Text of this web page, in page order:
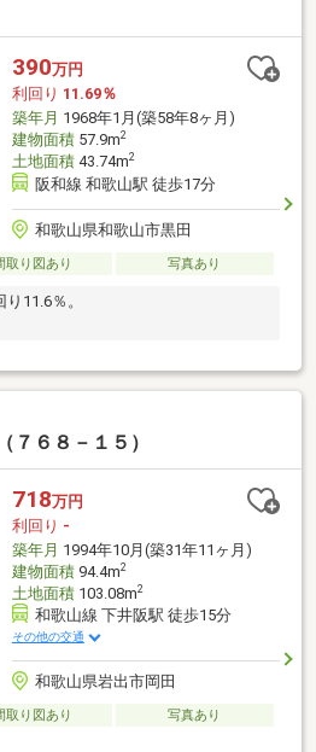
390万円
利回り 11.69％
築年月 1968年1月(築58年8ヶ月)
建物面積57.9m2
土地面積43.74m2
阪和線 和歌山駅 徒歩17分
和歌山県和歌山市黒田
取り図あり 写真あり
11.6％。
７６８－１５）
718万円
利回り -
築年月 1994年10月(築31年11ヶ月)
建物面積94.4m2
土地面積103.08m2
和歌山線 下井阪駅 徒歩15分
その他の交通
和歌山県岩出市岡田
取り図あり
写真あり